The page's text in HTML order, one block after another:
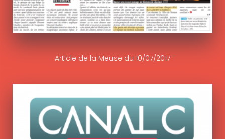
Article de la Meuse du 10/07/2017